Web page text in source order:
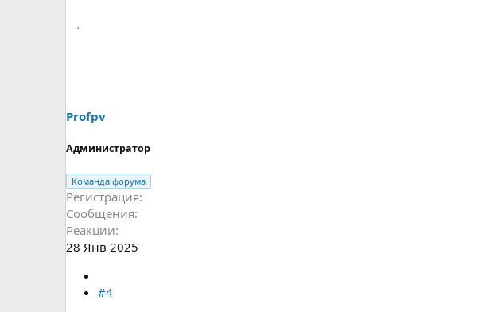
Profpv
Администратор
Команда форума
Регистрация
Сообщения
Реакции
28 Янв 2025
#4